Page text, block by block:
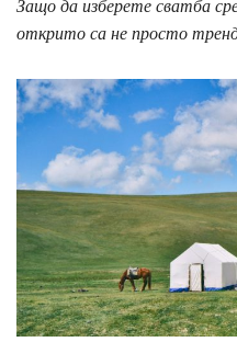
открито са не просто